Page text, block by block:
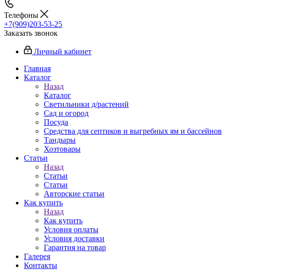
Телефоны
+7(909)203-53-25
Заказать звонок
Личный кабинет
Главная
Каталог
Назад
Каталог
Светильники д/растений
Сад и огород
Посуда
Средства для септиков и выгребных ям и бассейнов
Тандыры
Хозтовары
Статьи
Назад
Статьи
Статьи
Авторские статьи
Как купить
Назад
Как купить
Условия оплаты
Условия доставки
Гарантия на товар
Галерея
Контакты